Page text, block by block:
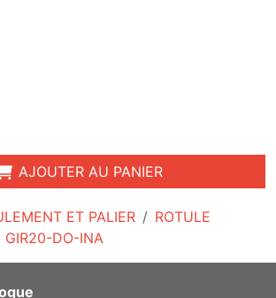
ET PALIER
ROTULE
GIR20-DO-INA
AJOUTER AU PANIER